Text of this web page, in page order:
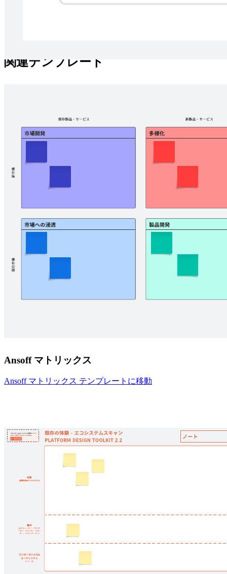
関連テンプレート
Ansoff マトリックス
Ansoff マトリックス テンプレートに移動